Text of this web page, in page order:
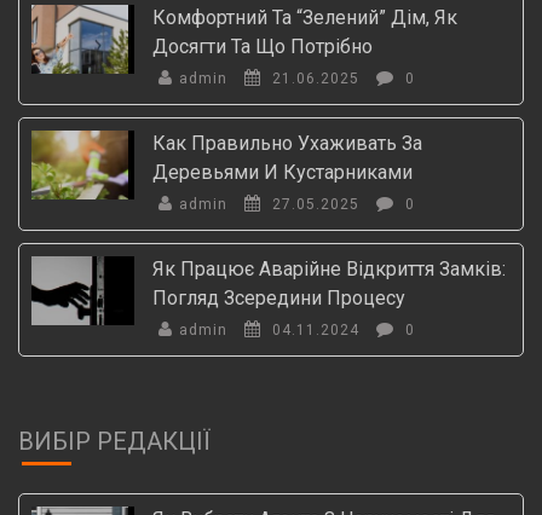
Комфортний Та “зелений” Дім, Як
Досягти Та Що Потрібно
admin 21.06.2025 0
Как Правильно Ухаживать За
Деревьями И Кустарниками
admin 27.05.2025 0
Як Працює Аварійне Відкриття Замків:
Погляд Зсередини Процесу
admin 04.11.2024 0
ВИБІР РЕДАКЦІЇ